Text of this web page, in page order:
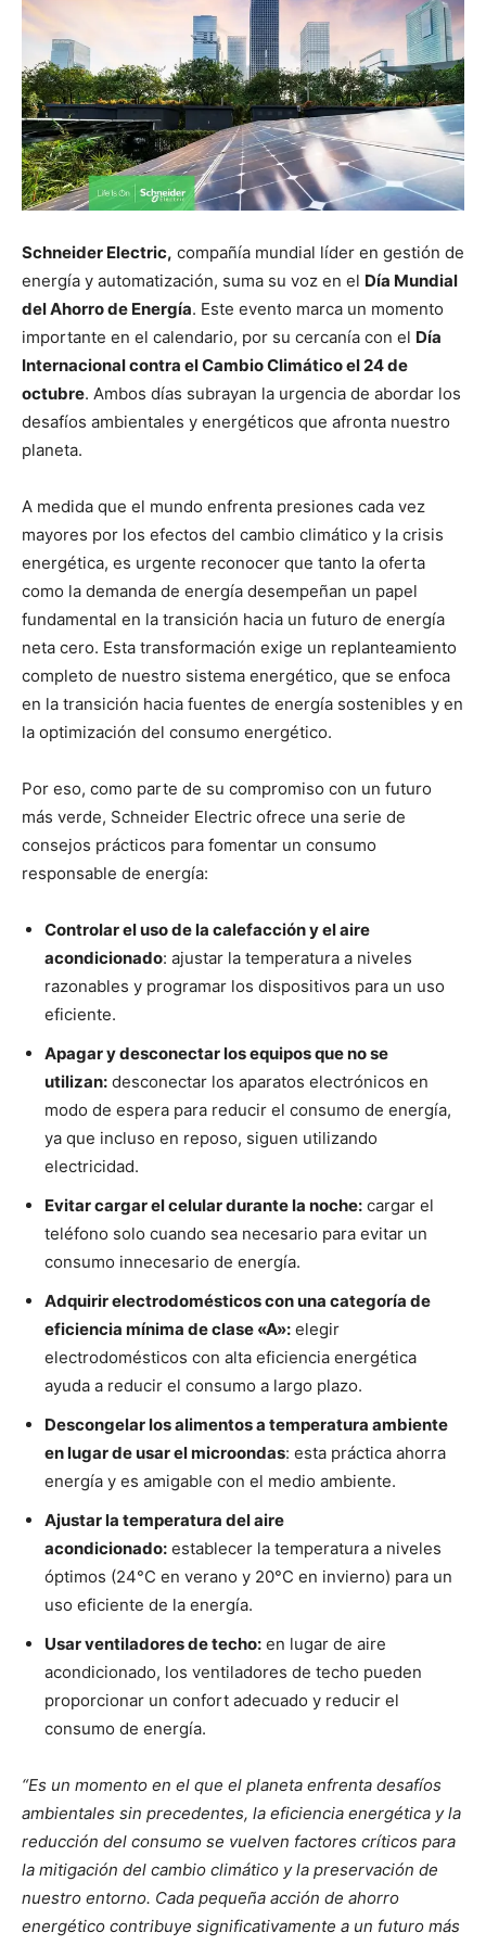
Schneider Electric, compañía mundial líder en gestión de
energía y automatización, suma su voz en el Día Mundial
del Ahorro de Energía. Este evento marca un momento
importante en el calendario, por su cercanía con el Día
Internacional contra el Cambio Climático el 24 de
octubre. Ambos días subrayan la urgencia de abordar los
desafíos ambientales y energéticos que afronta nuestro
planeta.
A medida que el mundo enfrenta presiones cada vez
mayores por los efectos del cambio climático y la crisis
energética, es urgente reconocer que tanto la oferta
como la demanda de energía desempeñan un papel
fundamental en la transición hacia un futuro de energía
neta cero. Esta transformación exige un replanteamiento
completo de nuestro sistema energético, que se enfoca
en la transición hacia fuentes de energía sostenibles y en
la optimización del consumo energético.
Por eso, como parte de su compromiso con un futuro
más verde, Schneider Electric ofrece una serie de
consejos prácticos para fomentar un consumo
responsable de energía:
Controlar el uso de la calefacción y el aire
acondicionado: ajustar la temperatura a niveles
razonables y programar los dispositivos para un uso
eficiente.
Apagar y desconectar los equipos que no se
utilizan: desconectar los aparatos electrónicos en
modo de espera para reducir el consumo de energía,
ya que incluso en reposo, siguen utilizando
electricidad.
Evitar cargar el celular durante la noche: cargar el
teléfono solo cuando sea necesario para evitar un
consumo innecesario de energía.
Adquirir electrodomésticos con una categoría de
eficiencia mínima de clase «A»: elegir
electrodomésticos con alta eficiencia energética
ayuda a reducir el consumo a largo plazo.
Descongelar los alimentos a temperatura ambiente
en lugar de usar el microondas: esta práctica ahorra
energía y es amigable con el medio ambiente.
Ajustar la temperatura del aire
acondicionado: establecer la temperatura a niveles
óptimos (24°C en verano y 20°C en invierno) para un
uso eficiente de la energía.
Usar ventiladores de techo: en lugar de aire
acondicionado, los ventiladores de techo pueden
proporcionar un confort adecuado y reducir el
consumo de energía.
“Es un momento en el que el planeta enfrenta desafíos
ambientales sin precedentes, la eficiencia energética y la
reducción del consumo se vuelven factores críticos para
la mitigación del cambio climático y la preservación de
nuestro entorno. Cada pequeña acción de ahorro
energético contribuye significativamente a un futuro más